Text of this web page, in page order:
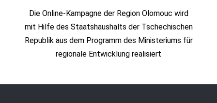
Die Online-Kampagne der Region Olomouc wird
mit Hilfe des Staatshaushalts der Tschechischen
Republik aus dem Programm des Ministeriums für
regionale Entwicklung realisiert